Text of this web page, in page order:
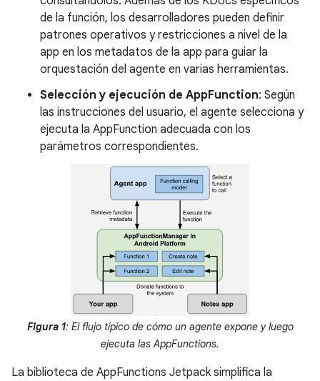
de la función, los desarrolladores pueden definir
patrones operativos y restricciones a nivel de la
app en los metadatos de la app para guiar la
orquestación del agente en varias herramientas.
Selección y ejecución de AppFunction: Según
las instrucciones del usuario, el agente selecciona y
ejecuta la AppFunction adecuada con los
parámetros correspondientes.
Figura 1: El flujo típico de cómo un agente expone y luego
ejecuta las AppFunctions.
La biblioteca de AppFunctions Jetpack simplifica la